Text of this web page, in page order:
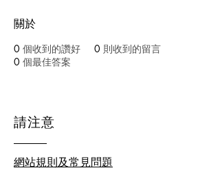
關於
0 個收到的讚好 0 則收到的留言
0 個最佳答案
請注意
網站規則及常見問題